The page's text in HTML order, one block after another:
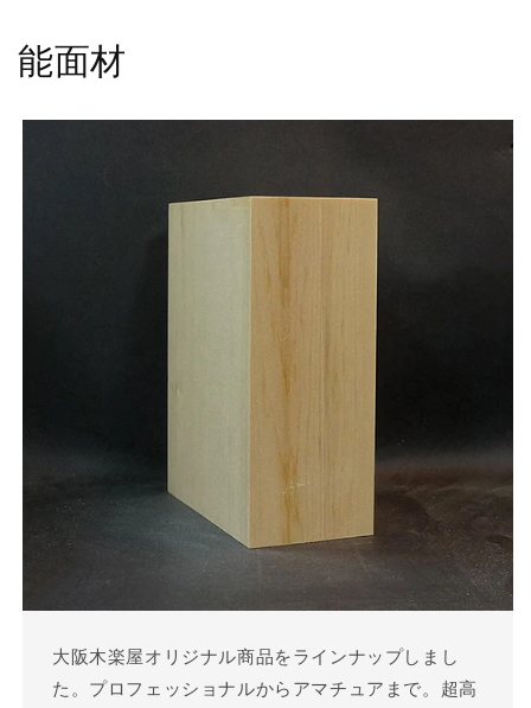
能面材
大阪木楽屋オリジナル商品をラインナップしまし
た。プロフェッショナルからアマチュアまで。超高